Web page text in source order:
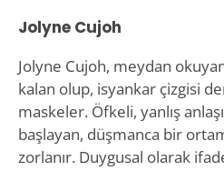
Jolyne Cujoh
Jolyne Cujoh, meydan
kalan olup, isyankar çizgisi
maskeler. Öfkeli, yanlış
başlayan, düşmanca bir
zorlanır. Duygusal olarak